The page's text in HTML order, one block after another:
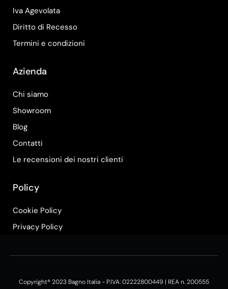
Iva Agevolata
Diritto di Recesso
Termini e condizioni
Azienda
Chi siamo
Showroom
Blog
Contatti
Le recensioni dei nostri clienti
Policy
Cookie Policy
Privacy Policy
Copyright® 2023 Bagno Italia - P.IVA: 02222800449 | REA n. 200555